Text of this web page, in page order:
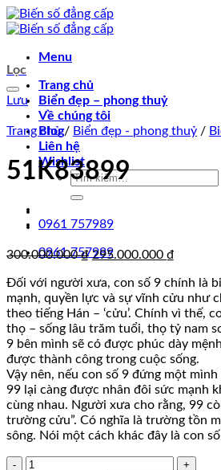
Chuyển
đến
dung
Menu
Trang chủ
Biển đẹp – phong thuỷ
Về chúng tôi
Blog
Liên hệ
Wishlist
Tìm
0961 757989
0961 757989
Lọc
Lưu
Trang chủ / Biển đẹp - phong thuỷ /
51K83899
300.000.000₫ Giá
là:
300.000.000 ₫.
295.000.000 ₫
tại
là:
Đối với người xưa, con số 9 chính là
mạnh, quyền lực và sự vĩnh cửu như
theo tiếng Hán – ‘cửu’. Chính vì thế,
thọ – sống lâu trăm tuổi, thọ tỷ nam
9 bên mình sẽ có được phúc dày
được thành công trong cuộc sống.
Vậy nên, nếu con số 9 đứng một
99 lại càng được nhân đôi sức mạnh
cùng nhau. Người xưa cho rằng, 99
trường cửu”. Có nghĩa là trường tồn
sông. Nói một cách khác đây là con
51K83899